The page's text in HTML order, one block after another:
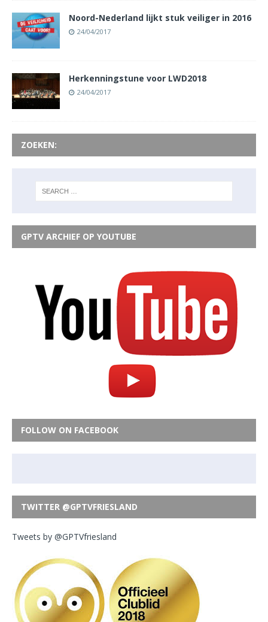
Noord-Nederland lijkt stuk veiliger in 2016
24/04/2017
Herkenningstune voor LWD2018
24/04/2017
ZOEKEN:
GPTV ARCHIEF OP YOUTUBE
FOLLOW ON FACEBOOK
TWITTER @GPTVFRIESLAND
Tweets by @GPTVfriesland